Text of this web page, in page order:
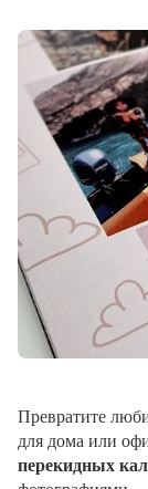
Превратите
для дома или
перекидных